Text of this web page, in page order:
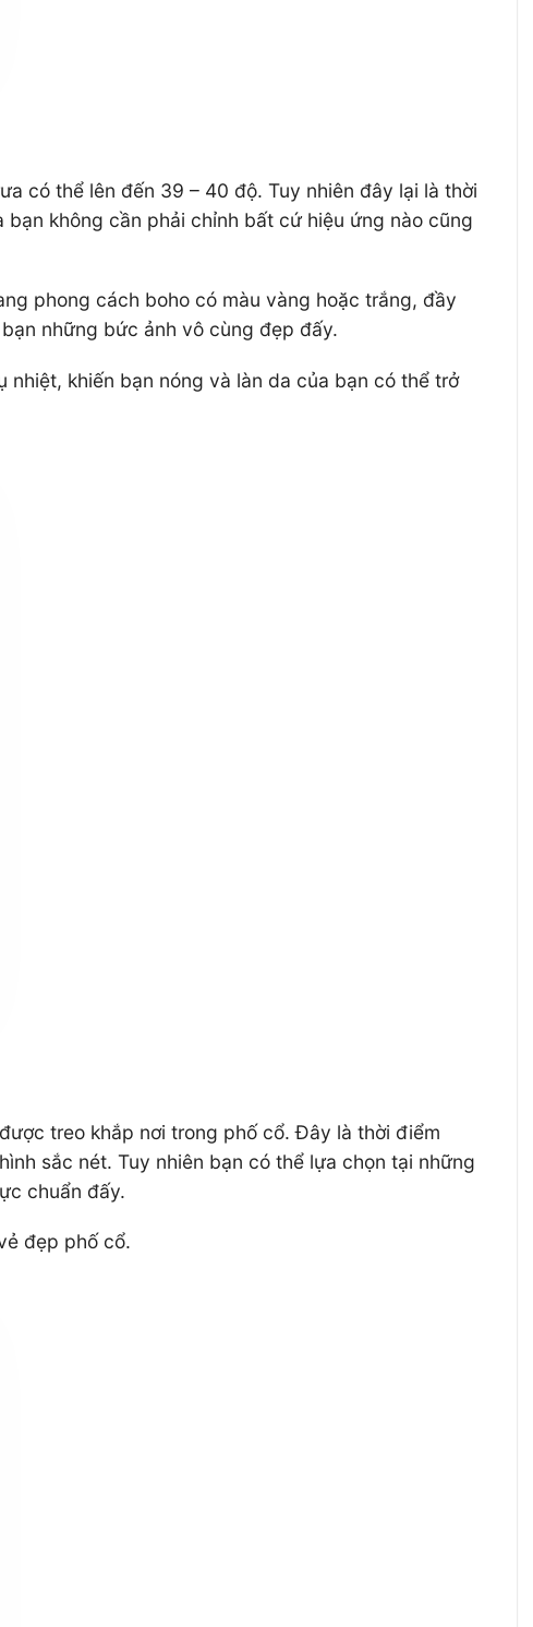
có thể lên đến 39 – 40 độ. Tuy nhiên đây lại là thời
không cần phải chỉnh bất cứ hiệu ứng nào cũng
phong cách boho có màu vàng hoặc trắng, đầy
những bức ảnh vô cùng đẹp đấy.
khiến bạn nóng và làn da của bạn có thể trở
treo khắp nơi trong phố cổ. Đây là thời điểm
sắc nét. Tuy nhiên bạn có thể lựa chọn tại những
chuẩn đấy.
đẹp phố cổ.